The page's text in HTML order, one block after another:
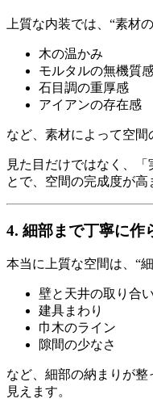
上質な内装では、“素材
木の温かみ
モルタルの無機質
石目調の重厚感
アイアンの存在感
など、素材によって空間
見た目だけではなく、
とで、空間の完成度が高
4. 細部まで丁寧に作
本当に上質な空間は、“
壁と天井の取り合い
建具まわり
巾木のライン
隙間の少なさ
など、細部の納まりが整
見えます。